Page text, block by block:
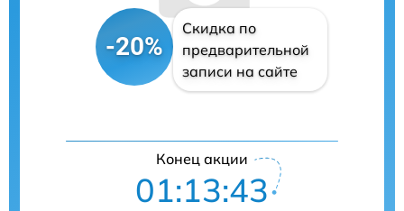
-20%
Скидка по
предварительной
записи на сайте
Конец акции
01:13:42